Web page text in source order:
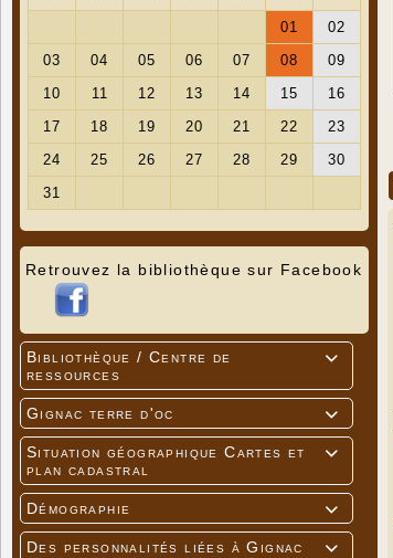
Retrouvez la bibliothèque sur Facebook

Bibliothèque / Centre de
ressources

Gignac terre d'oc

Situation géographique Cartes et
plan cadastral

Démographie

Des personnalités liées à Gignac